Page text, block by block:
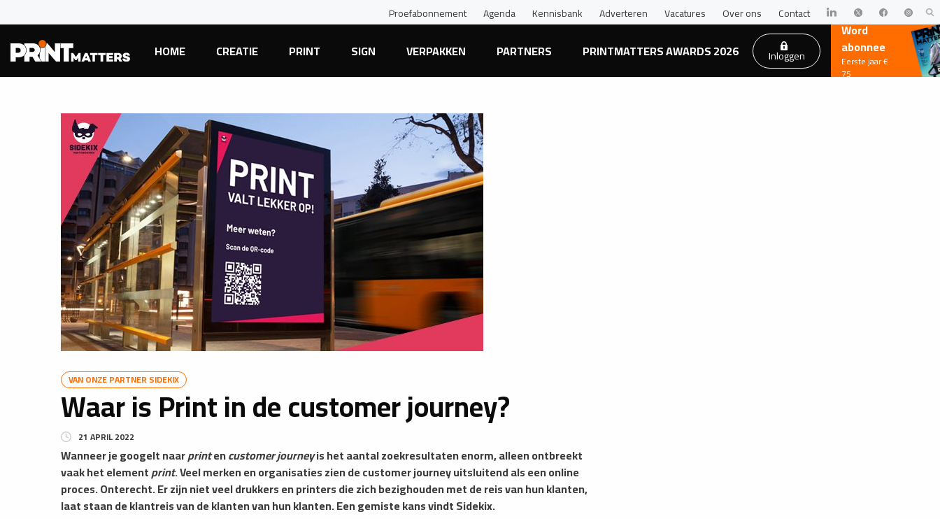
Proefabonnement Agenda Kennisbank Adverteren Vacatures Over ons Contact
HOME CREATIE PRINT SIGN VERPAKKEN PARTNERS PRINTMATTERS AWARDS 2026 Inloggen
Word
abonnee
Eerste jaar €
75
VAN ONZE PARTNER SIDEKIX
Waar is Print in de customer journey?
21 APRIL 2022
Wanneer je googelt naarprintencustomer journeyis het aantal zoekresultaten enorm, alleen ontbreekt
vaak het elementprint. Veel merken en organisaties zien de customer journey uitsluitend als een online
proces. Onterecht. Er zijn niet veel drukkers en printers die zich bezighouden met de reis van hun klanten,
laat staan de klantreis van de klanten van hun klanten. Een gemiste kans vindt Sidekix.